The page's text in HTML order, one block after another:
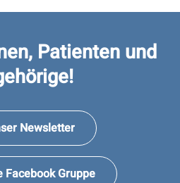
Patienten und
Newsletter
Facebook Gruppe